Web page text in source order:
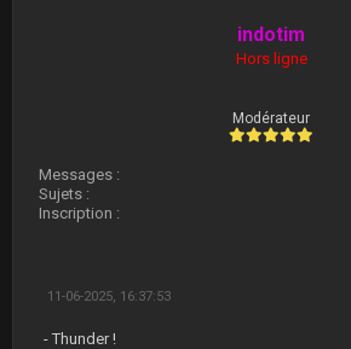
indotim
Hors ligne
Modérateur
Messages :
Sujets :
Inscription :
11-06-2025, 16:37:53
- Thunder !